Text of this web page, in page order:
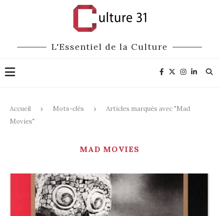
L'Essentiel de la Culture
Accueil Mots-clés
Articles marqués avec "Mad
Movies"
MAD MOVIES